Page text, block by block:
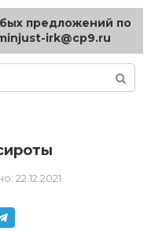
автомобили
22.12.2021
предложений по
irk@cp9.ru